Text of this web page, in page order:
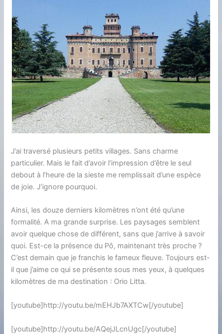
J’ai traversé plusieurs petits villages. Sans charme
particulier. Mais le fait d’avoir l’impression d’être le seul
debout à l’heure de la sieste me remplissait d’une espèce
de joie. J’ignore pourquoi.
Ainsi, les douze derniers kilomètres n’ont été qu’une
formalité. A ma grande surprise. Les paysages semblent
avoir quelque chose de différent, sans que j’arrive à savoir
quoi. Est-ce la présence du Pô, maintenant très proche ?
C’est demain que je franchis le fameux fleuve. Toujours est-
il que j’aime ce qui se présente sous mes yeux, à quelques
kilomètres de ma destination : Orio Litta.
[youtube]http://youtu.be/mEHJb7AXTCw[/youtube]
[youtube]http://youtu.be/AQejJLcnUgc[/youtube]